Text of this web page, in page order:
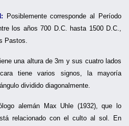
Posiblemente corresponde al Período
los años 700 D.C. hasta 1500 D.C.,
Pastos.
una altura de 3m y sus cuatro lados
tiene varios signos, la mayoría
dividido diagonalmente.
alemán Max Uhle (1932), que lo
relacionado con el culto al sol. En